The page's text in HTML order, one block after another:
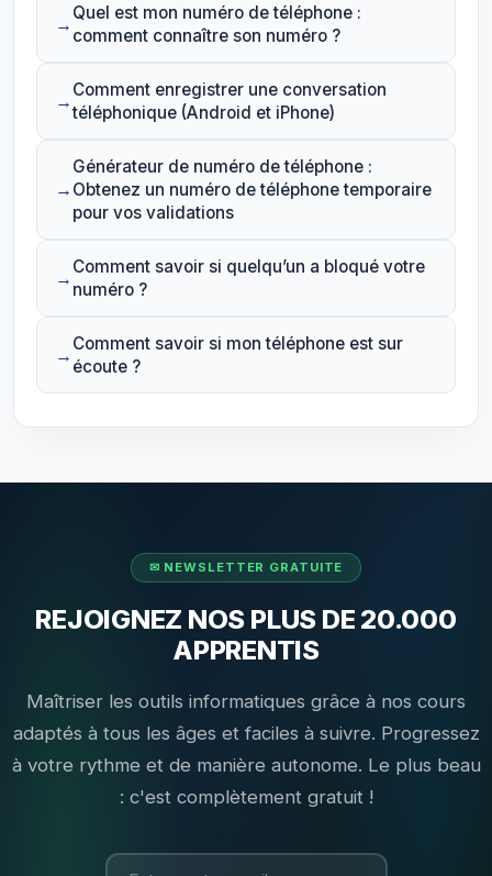
Quel est mon numéro de téléphone :
comment connaître son numéro ?
Comment enregistrer une conversation
téléphonique (Android et iPhone)
Générateur de numéro de téléphone :
Obtenez un numéro de téléphone temporaire
pour vos validations
Comment savoir si quelqu’un a bloqué votre
numéro ?
Comment savoir si mon téléphone est sur
écoute ?
REJOIGNEZ NOS PLUS DE 20.000
APPRENTIS
Maîtriser les outils informatiques grâce à nos cours
adaptés à tous les âges et faciles à suivre. Progressez
à votre rythme et de manière autonome. Le plus beau
: c'est complètement gratuit !